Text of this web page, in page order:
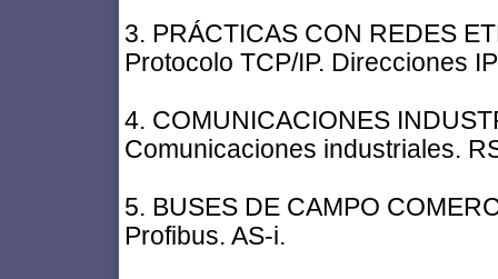
3. PRÁCTICAS CON REDES
Protocolo TCP/IP. Direcciones
4. COMUNICACIONES
Comunicaciones industriales.
5. BUSES DE CAMPO
Profibus. AS-i.